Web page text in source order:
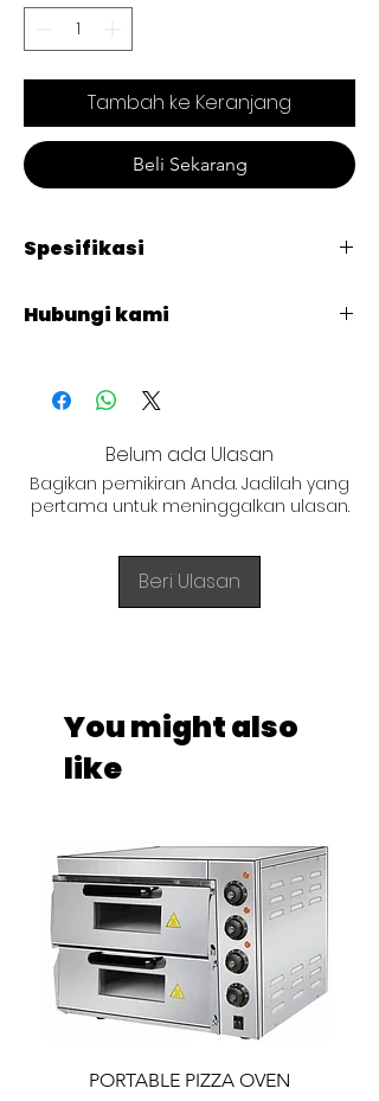
Tambah ke Keranjang
Beli Sekarang
Spesifikasi
L 1200 x W 850 x H 1610
Hubungi kami
Belum ada Ulasan
Bagikan pemikiran Anda. Jadilah yang
pertama untuk meninggalkan ulasan.
Beri Ulasan
You might also
like
PORTABLE PIZZA OVEN